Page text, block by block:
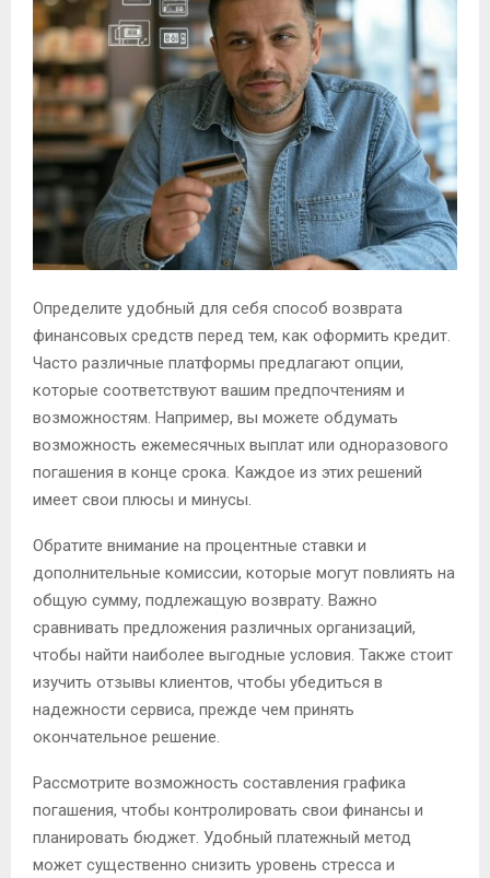
Определите удобный для себя способ возврата
финансовых средств перед тем, как оформить кредит.
Часто различные платформы предлагают опции,
которые соответствуют вашим предпочтениям и
возможностям. Например, вы можете обдумать
возможность ежемесячных выплат или одноразового
погашения в конце срока. Каждое из этих решений
имеет свои плюсы и минусы.
Обратите внимание на процентные ставки и
дополнительные комиссии, которые могут повлиять на
общую сумму, подлежащую возврату. Важно
сравнивать предложения различных организаций,
чтобы найти наиболее выгодные условия. Также стоит
изучить отзывы клиентов, чтобы убедиться в
надежности сервиса, прежде чем принять
окончательное решение.
Рассмотрите возможность составления графика
погашения, чтобы контролировать свои финансы и
планировать бюджет. Удобный платежный метод
может существенно снизить уровень стресса и